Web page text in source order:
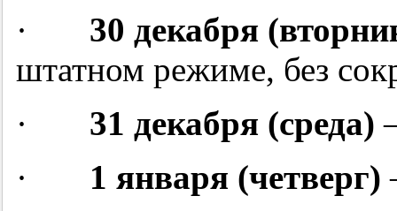
· 30 декабря
штатном режиме, без
· 31 декабря (среда)
· 1 января (четверг)